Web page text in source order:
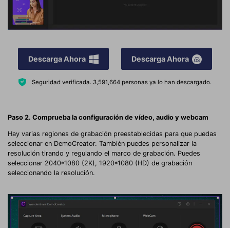
Descarga Ahora Descarga Ahora
Seguridad verificada. 3,591,664personas ya lo han descargado.
Paso 2. Comprueba la configuración de vídeo, audio y webcam
Hay varias regiones de grabación preestablecidas para que puedas
seleccionar en DemoCreator. También puedes personalizar la
resolución tirando y regulando el marco de grabación. Puedes
seleccionar 2040*1080 (2K), 1920*1080 (HD) de grabación
seleccionando la resolución.